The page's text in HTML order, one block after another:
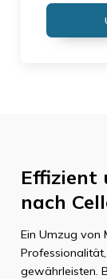
Effizient
nach
Ein Umzug von
gewährleisten.